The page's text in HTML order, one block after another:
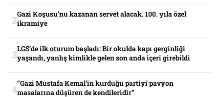
Gazi Koşusu’nu kazanan servet alacak. 100. yıla özel
ikramiye
LGS’de ilk oturum başladı: Bir okulda kapı gerginliği
yaşandı, yanlış kimlikle gelen son anda içeri girebildi
“Gazi Mustafa Kemal’in kurduğu partiyi pavyon
masalarına düşüren de kendileridir”